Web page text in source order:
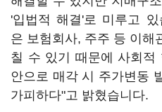
'입법적 해결'로 미루고
은 보험회사, 주주 등 이해
칠 수 있기 때문에 사회적
안으로 매각 시 주가변동
가피하다"고 밝혔습니다.